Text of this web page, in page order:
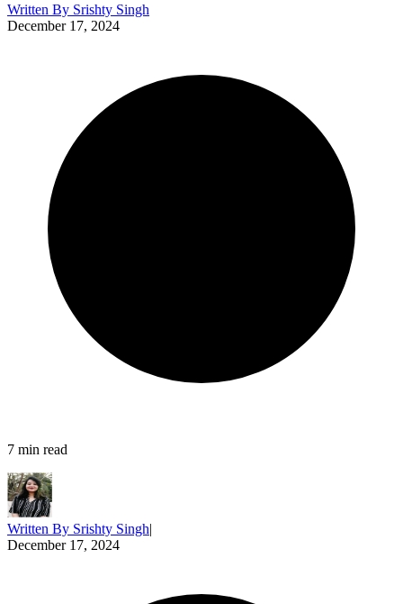
Written By Srishty Singh
December 17, 2024
7 min read
Written By Srishty Singh|
December 17, 2024